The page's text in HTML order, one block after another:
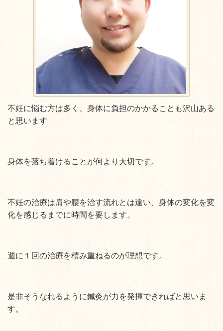
不妊に悩む方は多く、身体に負担のかかることも沢山ある
と思います
身体を落ち着けることが何より大切です。
不妊の治療は肩や腰を治す流れとは違い、身体の変化を変
化を感じるまでに時間を要します。
週に１回の治療を積み重ねるのが理想です。
是非そうなれるように鍼灸が力を発揮できればと思いま
す。